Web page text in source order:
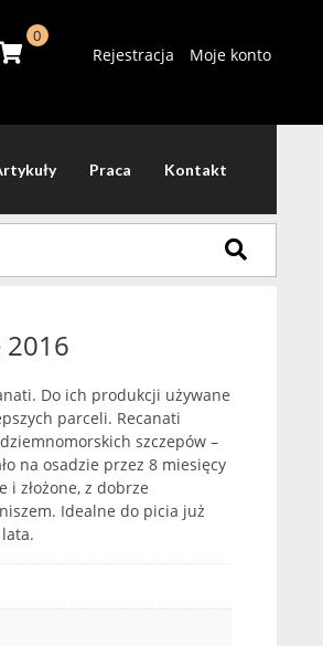
0
Rejestracja Moje konto
Praca Kontakt
2016
Do ich produkcji używane
parceli. Recanati
szczepów –
na osadzie przez 8 miesięcy
i złożone, z dobrze
Idealne do picia już